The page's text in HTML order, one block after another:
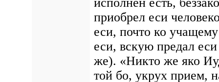
приобрел еси
еси, почто ко
еси, вскую предал
же). «Никто же яко
той бо, укрух прием,